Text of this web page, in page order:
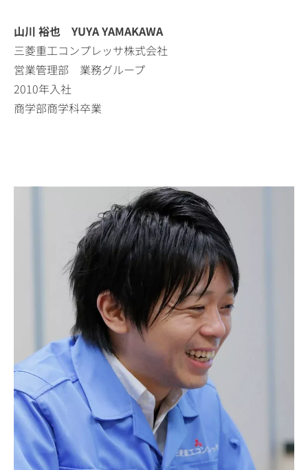
山川 裕也 YUYA YAMAKAWA
三菱重工コンプレッサ株式会社
営業管理部 業務グループ
2010年入社
商学部商学科卒業